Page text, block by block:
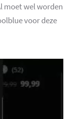
moet wel worden
voor deze